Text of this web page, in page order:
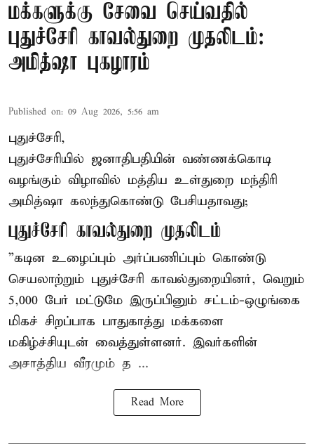
மக்களுக்கு சேவை செய்வதில்
புதுச்சேரி காவல்துறை முதலிடம்:
அமித்ஷா புகழாரம்
Published on: 09 Aug 2026, 5:56 am
புதுச்சேரி,
புதுச்சேரியில் ஜனாதிபதியின் வண்ணக்கொடி
வழங்கும் விழாவில் மத்திய உள்துறை மந்திரி
அமித்ஷா கலந்துகொண்டு பேசியதாவது;
புதுச்சேரி காவல்துறை முதலிடம்
”கடின உழைப்பும் அர்ப்பணிப்பும் கொண்டு
செயலாற்றும் புதுச்சேரி காவல்துறையினர், வெறும்
5,000 பேர் மட்டுமே இருப்பினும் சட்டம்-ஒழுங்கை
மிகச் சிறப்பாக பாதுகாத்து மக்களை
மகிழ்ச்சியுடன் வைத்துள்ளனர். இவர்களின்
அசாத்திய வீரமும் த ...
Read More